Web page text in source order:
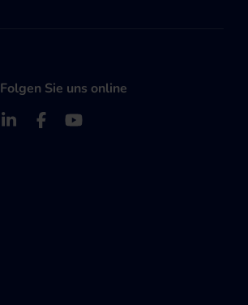
Folgen Sie uns online